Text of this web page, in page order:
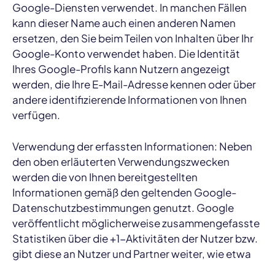
Google-Diensten verwendet. In manchen Fällen
kann dieser Name auch einen anderen Namen
ersetzen, den Sie beim Teilen von Inhalten über Ihr
Google-Konto verwendet haben. Die Identität
Ihres Google-Profils kann Nutzern angezeigt
werden, die Ihre E-Mail-Adresse kennen oder über
andere identifizierende Informationen von Ihnen
verfügen.
Verwendung der erfassten Informationen: Neben
den oben erläuterten Verwendungszwecken
werden die von Ihnen bereitgestellten
Informationen gemäß den geltenden Google-
Datenschutzbestimmungen genutzt. Google
veröffentlicht möglicherweise zusammengefasste
Statistiken über die +1-Aktivitäten der Nutzer bzw.
gibt diese an Nutzer und Partner weiter, wie etwa